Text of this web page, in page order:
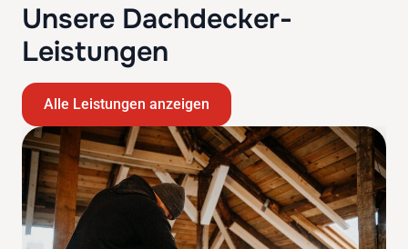
Unsere Dachdecker-
Leistungen
Alle Leistungen anzeigen